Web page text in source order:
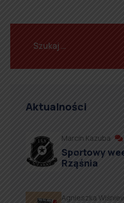
Aktualności
Marcin Kazuba
Sportowy
Rząśnia
Agnieszka